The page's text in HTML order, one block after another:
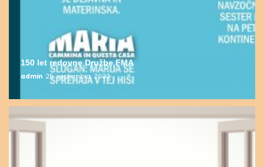
150 let redovne Družbe FMA
admin 25. septembra, 2022